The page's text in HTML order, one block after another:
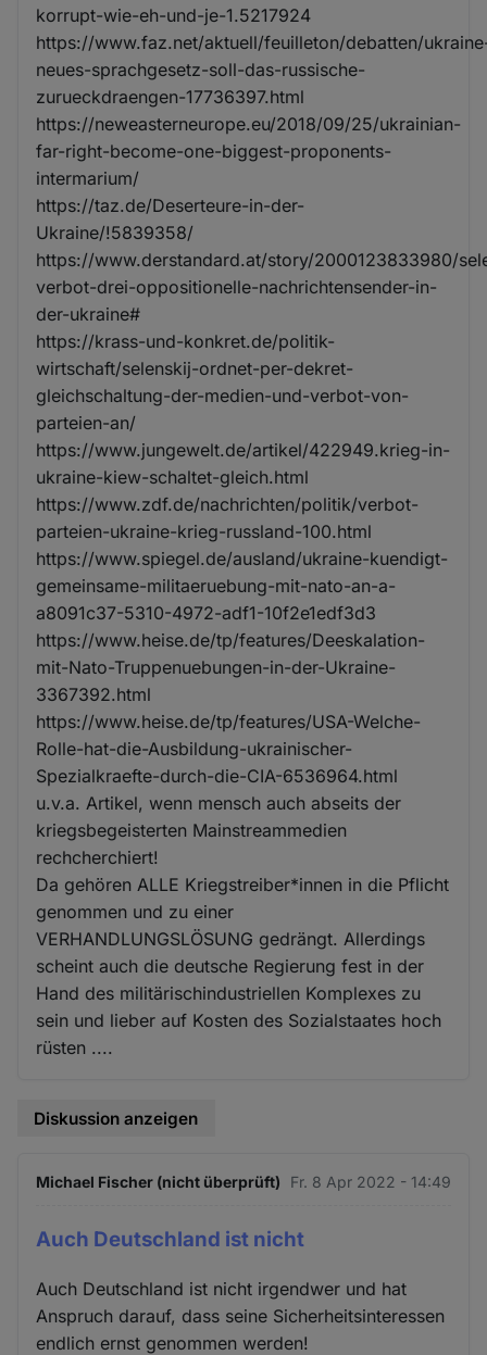
korrupt-wie-eh-und-je-1.5217924
https://www.faz.net/aktuell/feuilleton/debatten/
neues-sprachgesetz-soll-das-russische-
zurueckdraengen-17736397.html
https://neweasterneurope.eu/2018/09/25/ukrainian-
far-right-become-one-biggest-proponents-
intermarium/
https://taz.de/Deserteure-in-der-
Ukraine/!5839358/
https://www.derstandard.at/story/2000123833980/
verbot-drei-oppositionelle-nachrichtensender-in-
der-ukraine#
https://krass-und-konkret.de/politik-
wirtschaft/selenskij-ordnet-per-dekret-
gleichschaltung-der-medien-und-verbot-von-
parteien-an/
https://www.jungewelt.de/artikel/422949.krieg-in-
ukraine-kiew-schaltet-gleich.html
https://www.zdf.de/nachrichten/politik/verbot-
parteien-ukraine-krieg-russland-100.html
https://www.spiegel.de/ausland/ukraine-kuendigt-
gemeinsame-militaeruebung-mit-nato-an-a-
a8091c37-5310-4972-adf1-10f2e1edf3d3
https://www.heise.de/tp/features/Deeskalation-
mit-Nato-Truppenuebungen-in-der-Ukraine-
3367392.html
https://www.heise.de/tp/features/USA-Welche-
Rolle-hat-die-Ausbildung-ukrainischer-
Spezialkraefte-durch-die-CIA-6536964.html
u.v.a. Artikel, wenn mensch auch abseits der
kriegsbegeisterten Mainstreammedien
rechcherchiert!
Da gehören ALLE Kriegstreiber*innen in die Pflicht
genommen und zu einer
VERHANDLUNGSLÖSUNG gedrängt. Allerdings
scheint auch die deutsche Regierung fest in der
Hand des militärischindustriellen Komplexes zu
sein und lieber auf Kosten des Sozialstaates hoch
rüsten ....
Diskussion anzeigen
Michael Fischer (nicht überprüft) Fr. 8 Apr 2022 - 14:49
Auch Deutschland ist nicht
Auch Deutschland ist nicht irgendwer und hat
Anspruch darauf, dass seine Sicherheitsinteressen
endlich ernst genommen werden!